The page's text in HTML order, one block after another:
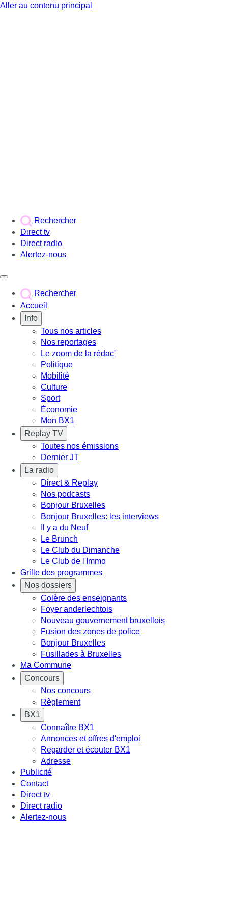
Aller au contenu principal
Rechercher
Direct tv
Direct radio
Alertez-nous
Rechercher
Accueil
Info
Tous nos articles
Nos reportages
Le zoom de la rédac'
Politique
Mobilité
Culture
Sport
Économie
Mon BX1
Replay TV
Toutes nos émissions
Dernier JT
La radio
Direct & Replay
Nos podcasts
Bonjour Bruxelles
Bonjour Bruxelles: les interviews
Il y a du Neuf
Le Brunch
Le Club du Dimanche
Le Club de l'Immo
Grille des programmes
Nos dossiers
Colère des enseignants
Foyer anderlechtois
Nouveau gouvernement bruxellois
Fusion des zones de police
Bonjour Bruxelles
Fusillades à Bruxelles
Ma Commune
Concours
Nos concours
Règlement
BX1
Connaître BX1
Annonces et offres d'emploi
Regarder et écouter BX1
Adresse
Publicité
Contact
Direct tv
Direct radio
Alertez-nous